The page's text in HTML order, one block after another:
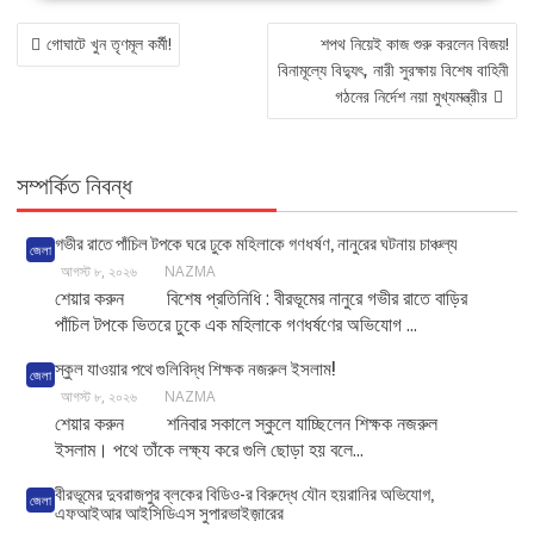
POST
NAVIGATION
গোঘাটে খুন তৃণমূল কর্মী!
শপথ নিয়েই কাজ শুরু করলেন বিজয়!
বিনামূল্যে বিদ্যুৎ, নারী সুরক্ষায় বিশেষ বাহিনী
গঠনের নির্দেশ নয়া মুখ্যমন্ত্রীর
সম্পর্কিত নিবন্ধ
জেলা গভীর রাতে পাঁচিল টপকে ঘরে ঢুকে মহিলাকে গণধর্ষণ, নানুরের ঘটনায় চাঞ্চল্য
আগস্ট ৮, ২০২৬ NAZMA
শেয়ার করুন বিশেষ প্রতিনিধি : বীরভূমের নানুরে গভীর রাতে বাড়ির
পাঁচিল টপকে ভিতরে ঢুকে এক মহিলাকে গণধর্ষণের অভিযোগ ...
জেলা স্কুল যাওয়ার পথে গুলিবিদ্ধ শিক্ষক নজরুল ইসলাম!
আগস্ট ৮, ২০২৬ NAZMA
শেয়ার করুন শনিবার সকালে স্কুলে যাচ্ছিলেন শিক্ষক নজরুল
ইসলাম। পথে তাঁকে লক্ষ্য করে গুলি ছোড়া হয় বলে...
জেলা বীরভূমের দুবরাজপুর ব্লকের বিডিও-র বিরুদ্ধে যৌন হয়রানির অভিযোগ,
এফআইআর আইসিডিএস সুপারভাইজ়ারের